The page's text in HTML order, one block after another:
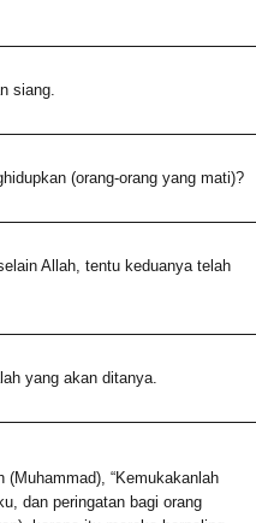
siang.
(orang-orang yang mati)?
Allah, tentu keduanya telah
yang akan ditanya.
“Kemukakanlah
dan peringatan bagi orang